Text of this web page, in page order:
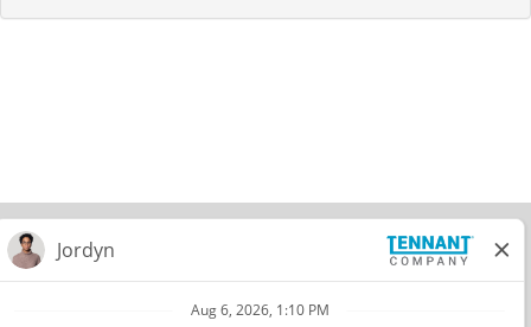
© 2026 Tennant Company. All Rights Reserved.
Privacy Policy